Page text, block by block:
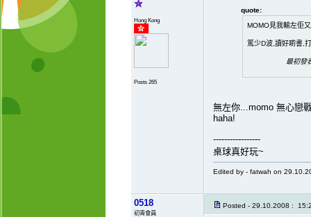
Hong Kong
Posts 265
quote:
MOMO見我輸左佢
篤少D波,讀好啲書,
最初發
無左你...momo 無心戀
haha!
-----------------
桌球真好玩~
Edited by - fatwah on
0518
初青會員
Posted - 29.10.2008 :